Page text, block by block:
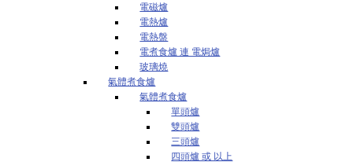
電磁爐
電熱爐
電熱盤
電煮食爐 連 電焗爐
玻璃燒
氣體煮食爐
氣體煮食爐
單頭爐
雙頭爐
三頭爐
四頭爐 或 以上